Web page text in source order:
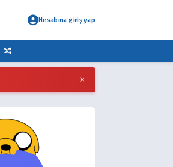
Hesabına giriş yap
×